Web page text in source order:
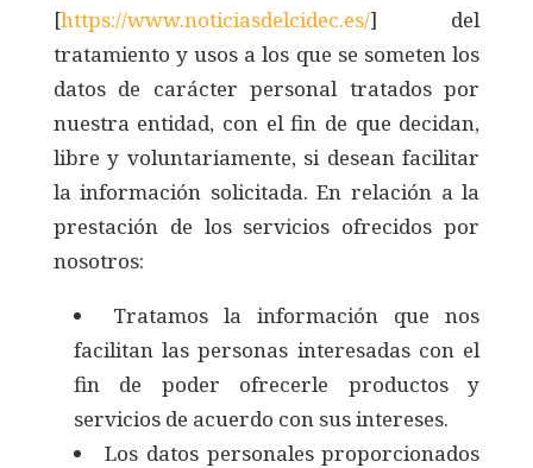
[https://www.noticiasdelcidec.es/] del
tratamiento y usos a los que se someten los
datos de carácter personal tratados por
nuestra entidad, con el fin de que decidan,
libre y voluntariamente, si desean facilitar
la información solicitada. En relación a la
prestación de los servicios ofrecidos por
nosotros:
Tratamos la información que nos
facilitan las personas interesadas con el
fin de poder ofrecerle productos y
servicios de acuerdo con sus intereses.
Los datos personales proporcionados